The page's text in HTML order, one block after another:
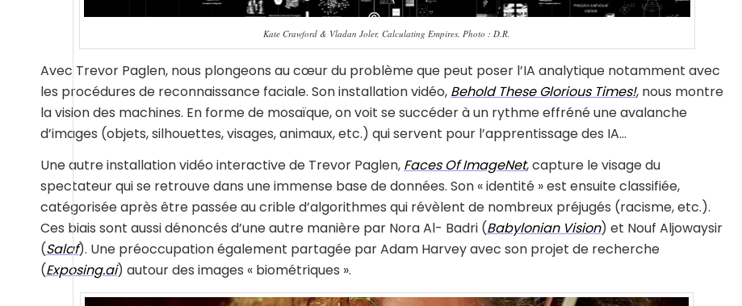
Kate Crawford & Vladan Joler, Calculating Empires. Photo : D.R.
Avec Trevor Paglen, nous plongeons au cœur du problème que peut poser l’IA analytique notamment avec
les procédures de reconnaissance faciale. Son installation vidéo, Behold These Glorious Times!, nous montre
la vision des machines. En forme de mosaïque, on voit se succéder à un rythme effréné une avalanche
d’images (objets, silhouettes, visages, animaux, etc.) qui servent pour l’apprentissage des IA…
Une autre installation vidéo interactive de Trevor Paglen, Faces Of ImageNet, capture le visage du
spectateur qui se retrouve dans une immense base de données. Son « identité » est ensuite classifiée,
catégorisée après être passée au crible d’algorithmes qui révèlent de nombreux préjugés (racisme, etc.).
Ces biais sont aussi dénoncés d’une autre manière par Nora Al- Badri (Babylonian Vision) et Nouf Aljowaysir
(Salaf). Une préoccupation également partagée par Adam Harvey avec son projet de recherche
(Exposing.ai) autour des images « biométriques ».